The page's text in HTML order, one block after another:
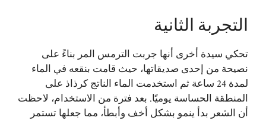
التجربة الثانية
تحكي سيدة أخرى أنها جربت الترمس المر بناءً على
نصيحة من إحدى صديقاتها، حيث قامت بنقعه في الماء
لمدة 24 ساعة ثم استخدمت الماء الناتج كرذاذ على
المنطقة الحساسة يوميًا. بعد فترة من الاستخدام، لاحظت
أن الشعر بدأ ينمو بشكل أخف وأبطأ، مما جعلها تستمر